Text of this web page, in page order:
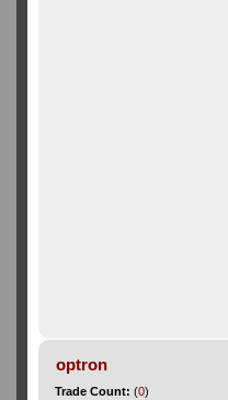
optron
Trade Count:(0)